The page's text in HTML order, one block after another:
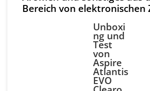
Bereich von elektronischen
Unboxi
ng und
Test
von
Aspire
Atlantis
EVO